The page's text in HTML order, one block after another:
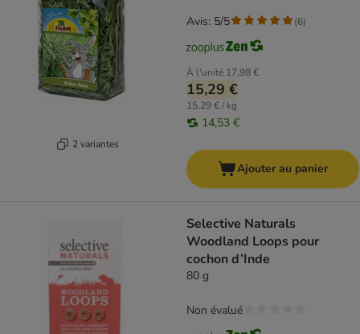
2 variantes
À l'unité 17,98 €
15,29 €
15,29 € / kg
14,53 €
Avis: 5/5 (6)
Ajouter au panier
Selective Naturals
Woodland Loops pour
cochon d’Inde
80 g
Non évalué